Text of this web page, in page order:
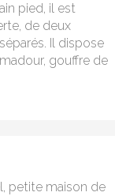
pied, il est
de deux
Il dispose
gouffre de
petite maison de